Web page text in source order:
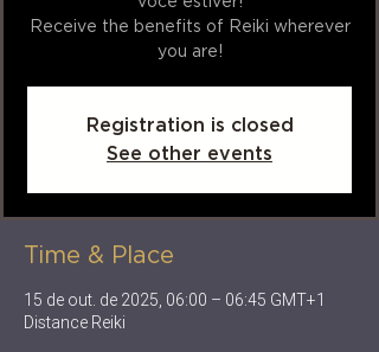
Receive the benefits of Reiki wherever
you are!
Registration is closed
See other events
Time & Place
15 de out. de 2025, 06:00 – 06:45 GMT+1
Distance Reiki